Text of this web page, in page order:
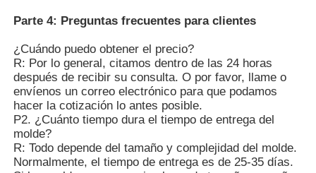
Parte 4: Preguntas frecuentes para clientes
¿Cuándo puedo obtener el precio?
R: Por lo general, citamos dentro de las 24 horas
después de recibir su consulta. O por favor, llame o
envíenos un correo electrónico para que podamos
hacer la cotización lo antes posible.
P2. ¿Cuánto tiempo dura el tiempo de entrega del
molde?
R: Todo depende del tamaño y complejidad del molde.
Normalmente, el tiempo de entrega es de 25-35 días.